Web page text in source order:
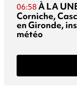
06:58À LA
Corniche,
en Gironde,
météo